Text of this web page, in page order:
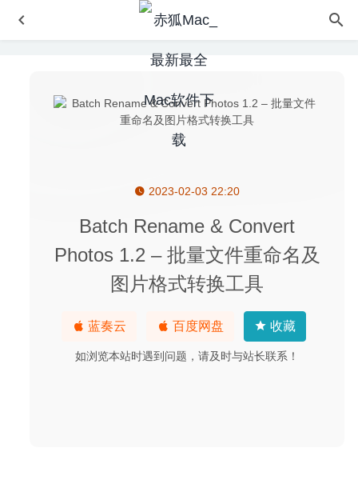
2023-02-03 22:20
Batch Rename & Convert
Photos 1.2 – 批量文件重命名及
图片格式转换工具
蓝奏云 百度网盘 收藏
如浏览本站时遇到问题，请及时与站长联系！
OnyX 3.8.3 中文版-老牌Mac系统维护工具
Video Cut&Crop&Join 4.3 – 视频剪辑合并工具 2025-10-11
据库管理工具 2020-03-01
Visual Studio Code 1.43.0 for Mac中文版-微软轻量开源全
Clone Fighter 2.6.2-重复文件查找与删除软件 2026-06-03